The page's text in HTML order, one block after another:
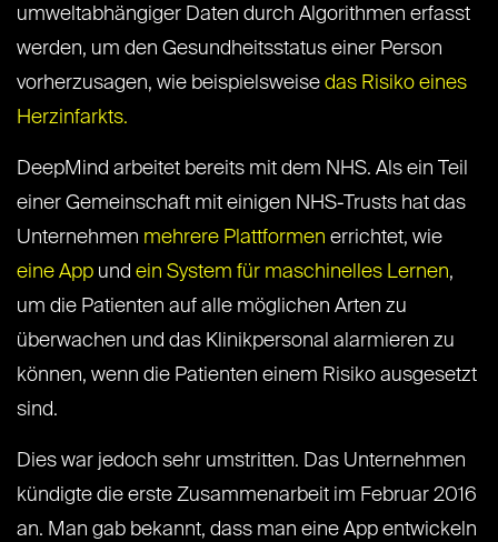
umweltabhängiger Daten durch Algorithmen erfasst
werden, um den Gesundheitsstatus einer Person
vorherzusagen, wie beispielsweise das Risiko eines
Herzinfarkts.
DeepMind arbeitet bereits mit dem NHS. Als ein Teil
einer Gemeinschaft mit einigen NHS-Trusts hat das
Unternehmen mehrere Plattformen errichtet, wie
eine App und ein System für maschinelles Lernen,
um die Patienten auf alle möglichen Arten zu
überwachen und das Klinikpersonal alarmieren zu
können, wenn die Patienten einem Risiko ausgesetzt
sind.
Dies war jedoch sehr umstritten. Das Unternehmen
kündigte die erste Zusammenarbeit im Februar 2016
an. Man gab bekannt, dass man eine App entwickeln